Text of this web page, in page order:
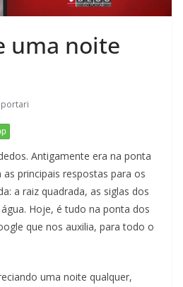
uma noite
Antigamente era na ponta
as principais respostas para os
a raiz quadrada, as siglas dos
Hoje, é tudo na ponta dos
que nos auxilia, para todo o
uma noite qualquer,